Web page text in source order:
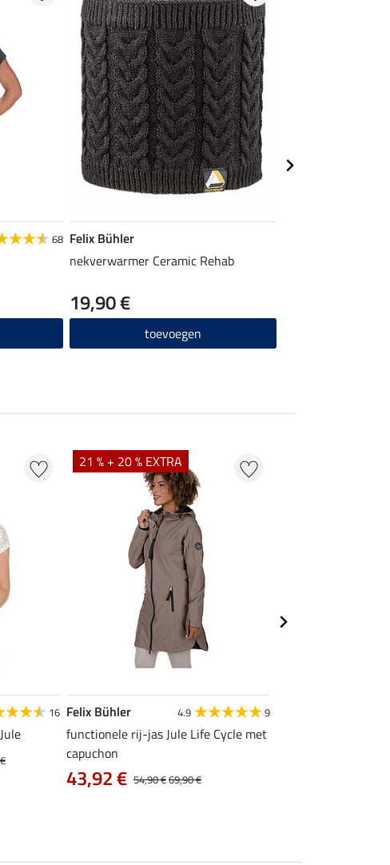
68 Felix Bühler
nekverwarmer Ceramic Rehab
19,90 €
toevoegen
16
21 % + 20 % EXTRA
Felix Bühler 4.9 9
functionele rij-jas Jule Life Cycle met
capuchon
54,90 €69,90 €
43,92 €